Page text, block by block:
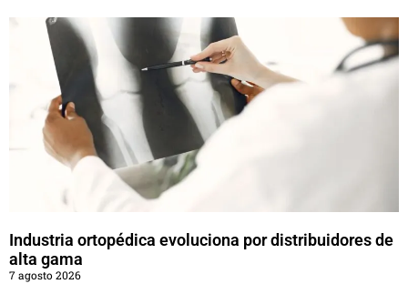
Industria ortopédica evoluciona por distribuidores de
alta gama
7 agosto 2026